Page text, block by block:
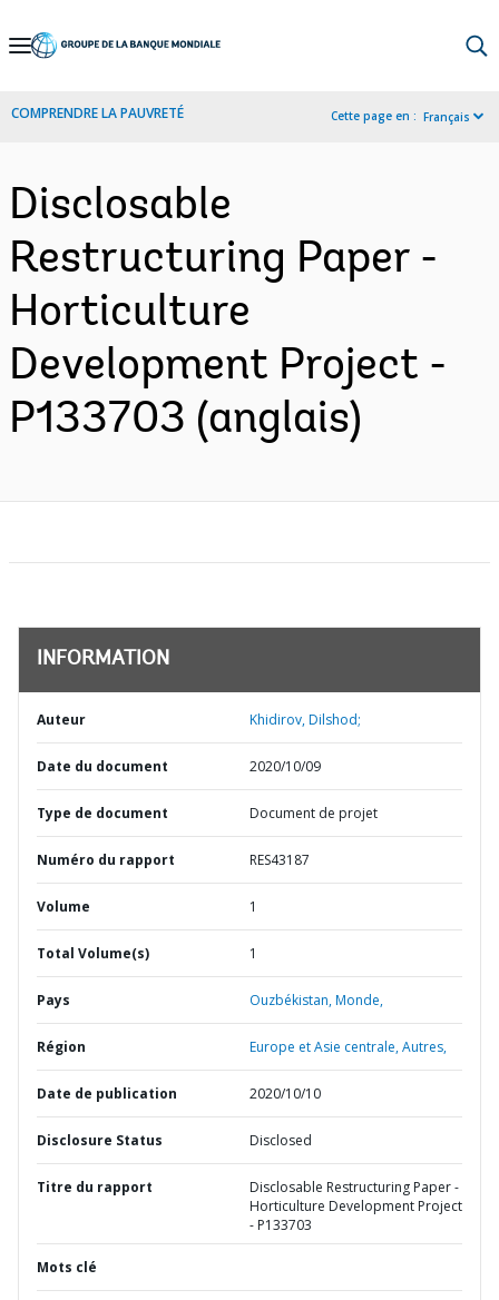
Skip
Navigation
COMPRENDRE LA PAUVRETÉ Cette page en : Français
Disclosable
Restructuring Paper -
Horticulture
Development Project -
P133703 (anglais)
INFORMATION
Auteur Khidirov, Dilshod;
Date du document 2020/10/09
Type de document Document de projet
Numéro du rapport RES43187
Volume 1
Total Volume(s) 1
Pays Ouzbékistan,Monde,
Région Europe et Asie centrale,Autres,
Date de publication 2020/10/10
Disclosure Status Disclosed
Titre du rapport
Disclosable Restructuring Paper -
Horticulture Development Project
- P133703
Mots clé